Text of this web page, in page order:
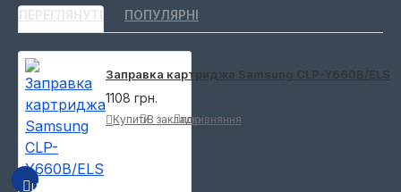
ПЕРЕГЛЯНУТІ ПОПУЛЯРНІ
ШВИДКИЙ ПЕРЕГЛЯД
Заправка картриджа Samsung CLP-Y660B/ELS
1108 грн.
КупитиВ закладкипорівняння